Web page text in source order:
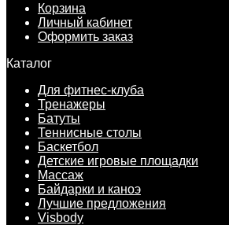
Корзина
Личный кабинет
Оформить заказ
Каталог
Для фитнес-клуба
Тренажеры
Батуты
Теннисные столы
Баскетбол
Детские игровые площадки
Массаж
Байдарки и каноэ
Лучшие предложения
Visbody